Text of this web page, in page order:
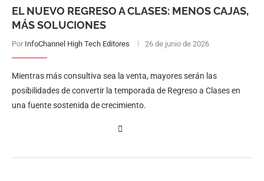
EL NUEVO REGRESO A CLASES: MENOS CAJAS,
MÁS SOLUCIONES
Por InfoChannel High Tech Editores 26 de junio de 2026
Mientras más consultiva sea la venta, mayores serán las
posibilidades de convertir la temporada de Regreso a Clases en
una fuente sostenida de crecimiento.